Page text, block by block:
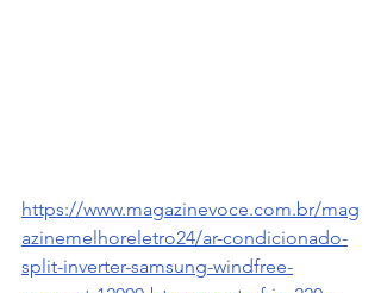
https://www.magazinevoce.com.br/mag
azinemelhoreletro24/ar-condicionado-
split-inverter-samsung-windfree-